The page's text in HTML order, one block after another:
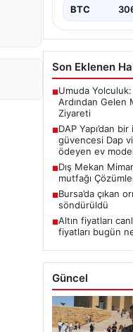
BTC
Son Eklenen
■Umuda Yolculuk:
Ardından Gelen
Ziyareti
■DAP Yapı’dan
güvencesi Dap
ödeyen ev
■Dış Mekan
mutfağı
■Bursa’da çıkan
söndürüldü
■Altın fiyatları
fiyatları bugün
Güncel